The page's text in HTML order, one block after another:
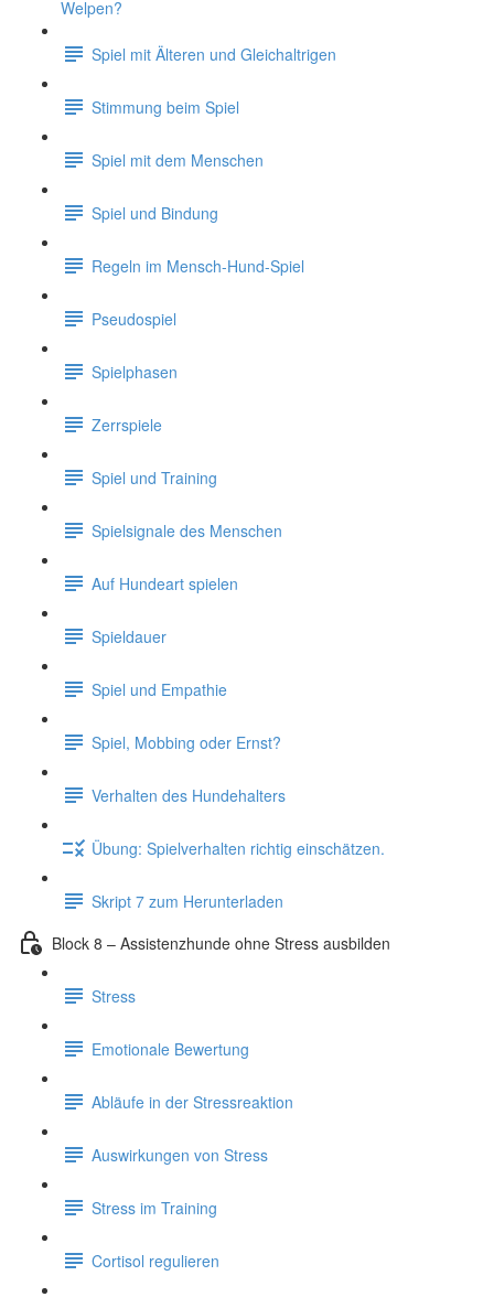
Welpen?
Spiel mit Älteren und Gleichaltrigen
Stimmung beim Spiel
Spiel mit dem Menschen
Spiel und Bindung
Regeln im Mensch-Hund-Spiel
Pseudospiel
Spielphasen
Zerrspiele
Spiel und Training
Spielsignale des Menschen
Auf Hundeart spielen
Spieldauer
Spiel und Empathie
Spiel, Mobbing oder Ernst?
Verhalten des Hundehalters
Übung: Spielverhalten richtig einschätzen.
Skript 7 zum Herunterladen
Block 8 – Assistenzhunde ohne Stress ausbilden
Stress
Emotionale Bewertung
Abläufe in der Stressreaktion
Auswirkungen von Stress
Stress im Training
Cortisol regulieren